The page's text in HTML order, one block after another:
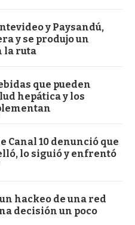
y Paysandú,
y se produjo un
la ruta
que pueden
hepática y los
Canal 10 denunció que
lo siguió y enfrentó
hackeo de una red
decisión un poco